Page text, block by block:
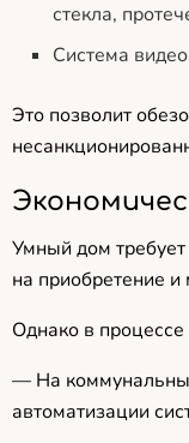
стекла,
Система
Это позволит
Умный дом
на приобретение
Однако в процессе
— На
автоматизации